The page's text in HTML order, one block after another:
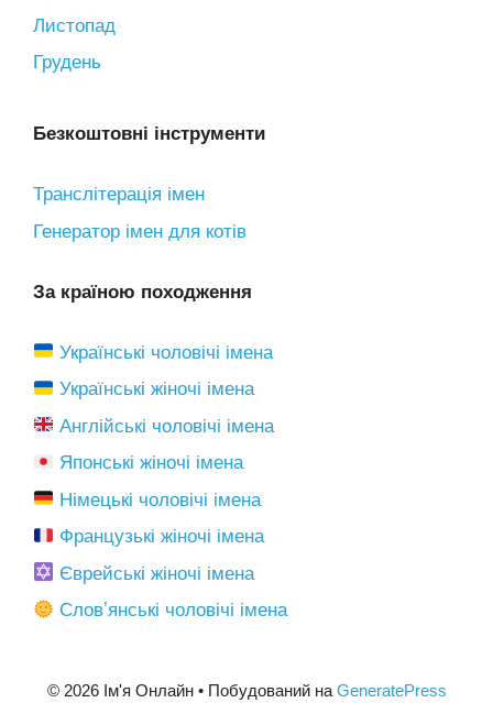
Листопад
Грудень
Безкоштовні інструменти
Транслітерація імен
Генератор імен для котів
За країною походження
Українські чоловічі імена
Українські жіночі імена
Англійські чоловічі імена
Японські жіночі імена
Німецькі чоловічі імена
Французькі жіночі імена
Єврейські жіночі імена
Словʼянські чоловічі імена
© 2026 Ім'я Онлайн• Побудований на GeneratePress